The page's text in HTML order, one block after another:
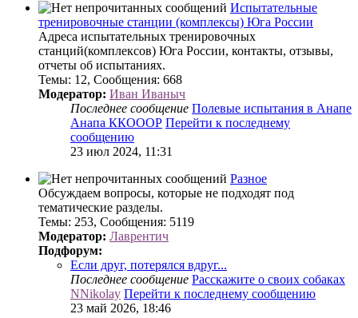
Испытательные
тренировочные станции (комплексы) Юга России
Адреса испытательных тренировочных
станций(комплексов) Юга России, контакты, отзывы,
отчеты об испытаниях.
Темы: 12, Сообщения: 668
Модератор: Иван Иваныч
Последнее сообщение Полевые испытания в Анапе
Анапа ККОООР Перейти к последнему
сообщению
23 июл 2024, 11:31
Разное
Обсуждаем вопросы, которые не подходят под
тематические разделы.
Темы: 253, Сообщения: 5119
Модератор: Лаврентич
Подфорум:
Если друг, потерялся вдруг...
Последнее сообщение Расскажите о своих собаках
NNikolay Перейти к последнему сообщению
23 май 2026, 18:46